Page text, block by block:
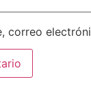
correo